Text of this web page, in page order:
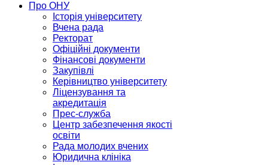
Про ОНУ
Історія університету
Вчена рада
Ректорат
Офіційні документи
Фінансові документи
Закупівлі
Керівництво університету
Ліцензування та
акредитація
Прес-служба
Центр забезпечення якості
освіти
Рада молодих вчених
Юридична клініка